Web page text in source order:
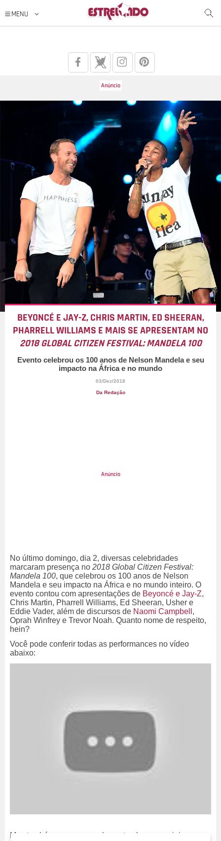
BEYONCÉ E JAY-Z, CHRIS MARTIN, ED SHEERAN,
PHARRELL WILLIAMS E MAIS SE APRESENTAM NO
2018 GLOBAL CITIZEN FESTIVAL: MANDELA 100
Evento celebrou os 100 anos de Nelson Mandela e seu
impacto na África e no mundo
03/Dez/2018
Da Redação
No último domingo, dia 2, diversas celebridades
marcaram presença no 2018 Global Citizen Festival:
Mandela 100, que celebrou os 100 anos de Nelson
Mandela e seu impacto na África e no mundo inteiro. O
evento contou com apresentações de Beyoncé e Jay-Z,
Chris Martin, Pharrell Williams, Ed Sheeran, Usher e
Eddie Vader, além de discursos de Naomi Campbell ,
Oprah Winfrey e Trevor Noah. Quanto nome de respeito,
hein?
Você pode conferir todas as performances no vídeo
abaixo:
Mas também separamos alguns trechos especiais para